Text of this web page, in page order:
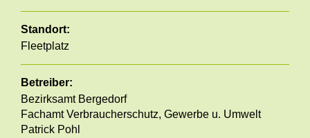
Standort:
Fleetplatz
Betreiber:
Bezirksamt Bergedorf
Fachamt Verbraucherschutz, Gewerbe u. Umwelt
Patrick Pohl